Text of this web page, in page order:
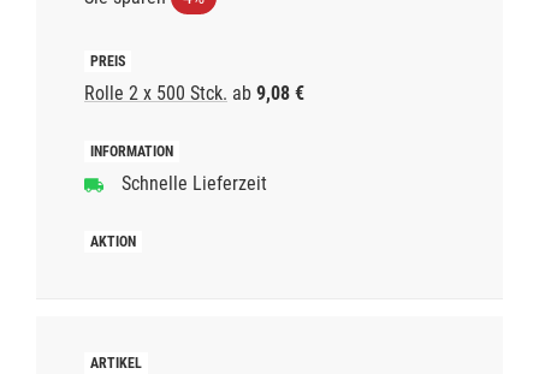
Rolle 2 x 500 Stck. ab 9,08 €
Schnelle Lieferzeit